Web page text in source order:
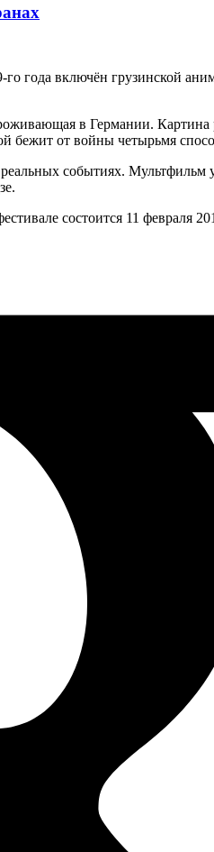
года включён грузинской
в Германии.
бежит от войны четырьмя
событиях.
состоится 11 февраля